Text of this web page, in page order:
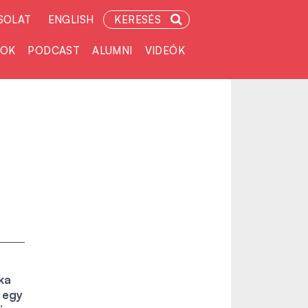
ENGLISH KERESÉS
PODCAST ALUMNI VIDEÓK